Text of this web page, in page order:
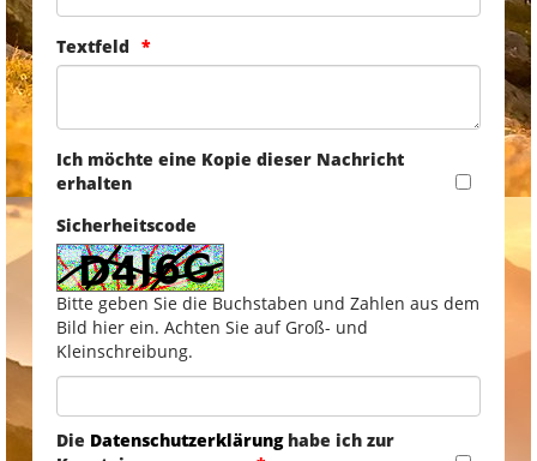
Textfeld
Ich möchte eine Kopie dieser Nachricht
erhalten
Sicherheitscode
Bitte geben Sie die Buchstaben und Zahlen aus dem
Bild hier ein. Achten Sie auf Groß- und
Kleinschreibung.
Die Datenschutzerklärunghabe ich zur